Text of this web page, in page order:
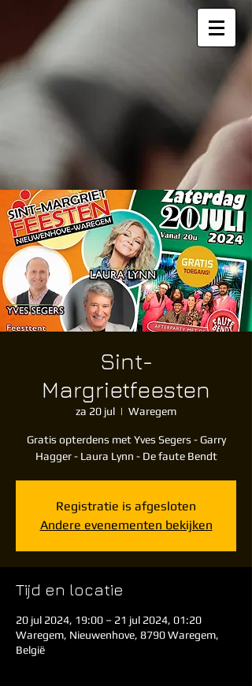
Sint-
Margrietfeesten
za 20 jul
  |
Waregem
Gratis opterdens met Yves Segers - Garry
Hagger - Laura Lynn - De faute Bendt
Registratie is afgesloten
Andere evenementen bekijken
Tijd en locatie
20 jul 2024, 19:00 – 21 jul 2024, 01:20
Waregem, Nieuwenhove, 8790 Waregem,
België